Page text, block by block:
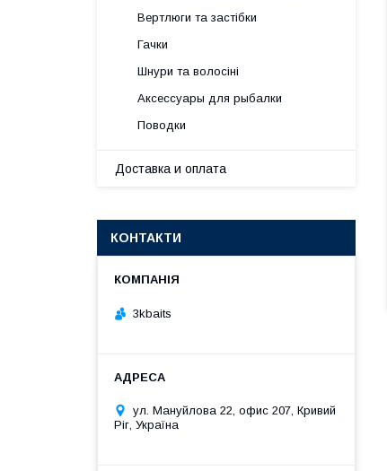
Вертлюги та застібки
Гачки
Шнури та волосіні
Аксессуары для рыбалки
Поводки
Доставка и оплата
КОНТАКТИ
3kbaits
ул. Мануйлова 22, офис 207, Кривий
Ріг, Україна